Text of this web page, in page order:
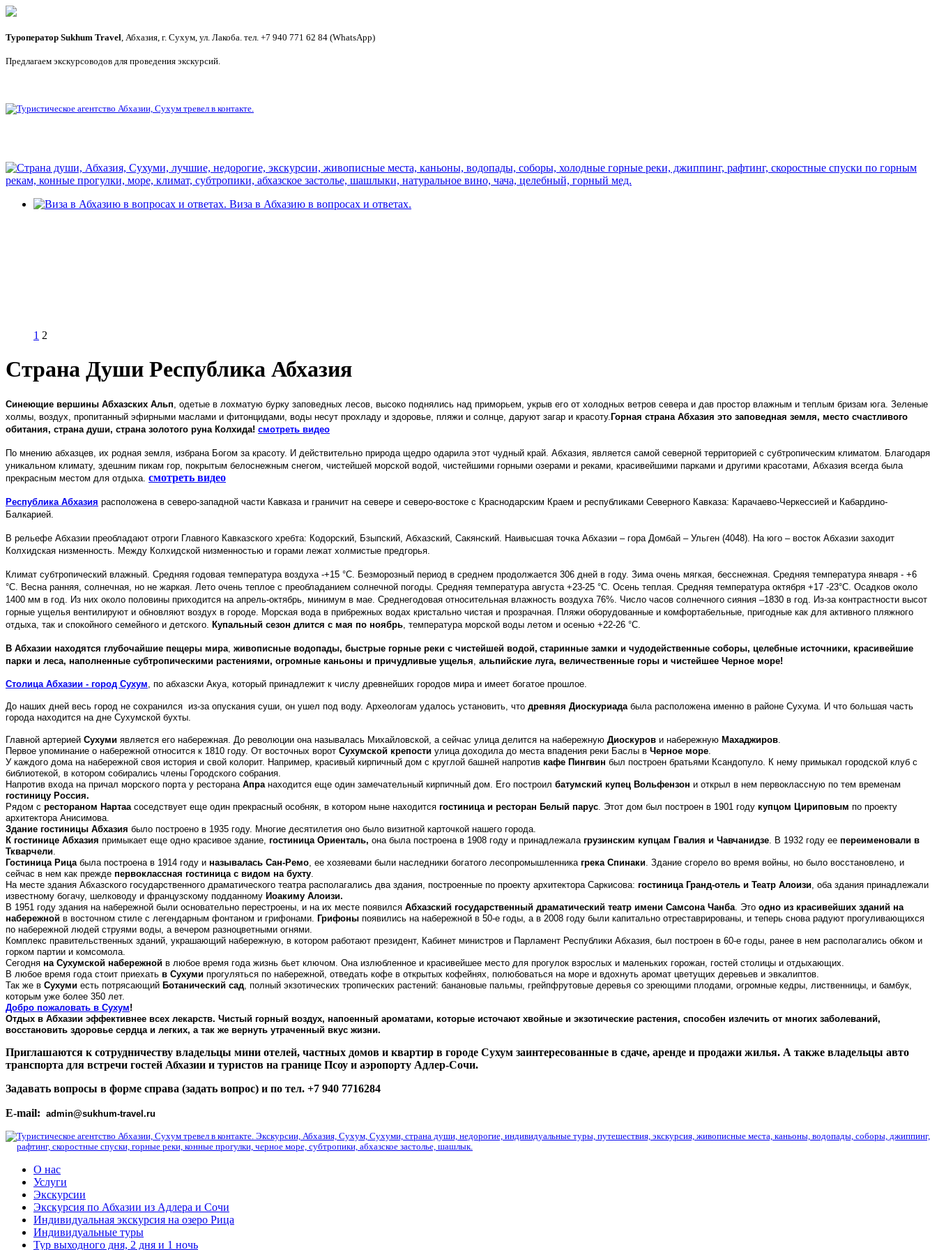
Туроператор Sukhum Travel, Абхазия, г. Сухум, ул. Лакоба. тел. +7 940 771 62 84 (WhatsApp)
Предлагаем экскурсоводов для проведения экскурсий.
Виза в Абхазию в вопросах и ответах.
1 2
Страна Души Республика Абхазия
Синеющие вершины Абхазских Альп , одетые в лохматую бурку заповедных лесов, высоко поднялись над приморьем, укрыв его от холодных ветров севера и дав простор влажным и теплым бризам юга. Зеленые
холмы, воздух, пропитанный эфирными маслами и фитонцидами, воды несут прохладу и здоровье, пляжи и солнце, даруют загар и красоту. Горная страна Абхазия это заповедная земля, место счастливого
обитания, страна души, страна золотого руна Колхида! смотреть видео
По мнению абхазцев, их родная земля, избрана Богом за красоту. И действительно природа щедро одарила этот чудный край. Абхазия, является самой северной территорией с субтропическим климатом. Благодаря
уникальном климату, здешним пикам гор, покрытым белоснежным снегом, чистейшей морской водой, чистейшими горными озерами и реками, красивейшими парками и другими красотами, Абхазия всегда была
прекрасным местом для отдыха. смотреть видео
Республика Абхазия расположена в северо-западной части Кавказа и граничит на севере и северо-востоке с Краснодарским Краем и республиками Северного Кавказа: Карачаево-Черкессией и Кабардино-
Балкарией.
В рельефе Абхазии преобладают отроги Главного Кавказского хребта: Кодорский, Бзыпский, Абхазский, Сакянский. Наивысшая точка Абхазии – гора Домбай – Ульген (4048). На юго – восток Абхазии заходит
Колхидская низменность. Между Колхидской низменностью и горами лежат холмистые предгорья.
Климат субтропический влажный. Средняя годовая температура воздуха -+15 °С. Безморозный период в среднем продолжается 306 дней в году. Зима очень мягкая, бесснежная. Средняя температура января - +6
°С. Весна ранняя, солнечная, но не жаркая. Лето очень теплое с преобладанием солнечной погоды. Средняя температура августа +23-25 °С. Осень теплая. Средняя температура октября +17 -23°С. Осадков около
1400 мм в год. Из них около половины приходится на апрель-октябрь, минимум в мае. Среднегодовая относительная влажность воздуха 76%. Число часов солнечного сияния –1830 в год. Из-за контрастности высот
горные ущелья вентилируют и обновляют воздух в городе. Морская вода в прибрежных водах кристально чистая и прозрачная. Пляжи оборудованные и комфортабельные, пригодные как для активного пляжного
отдыха, так и спокойного семейного и детского.
Купальный сезон длится с мая по ноябрь , температура морской воды летом и осенью +22-26 °С.
В Абхазии находятся глубочайшие пещеры мира живописные водопады, быстрые горные реки с чистейшей водой, старинные замки и чудодейственные соборы, целебные источники, красивейшие
парки и леса, наполненные субтропическими растениями, огромные каньоны и причудливые ущелья альпийские луга, величественные горы и чистейшее Черное море!
Столица Абхазии - город Сухум , по абхазски Акуа, который принадлежит к числу древнейших городов мира и имеет богатое прошлое.
До наших дней весь город не сохранился из-за опускания суши, он ушел под воду. Археологам удалось установить, что древняя Диоскуриада была расположена именно в районе Сухума. И что большая часть
города находится на дне Сухумской бухты.
Главной артерией Сухуми является его набережная. До революции она называлась Михайловской, а сейчас улица делится на набережную Диоскуров и набережную Махаджиров
Первое упоминание о набережной относится к 1810 году. От восточных ворот Сухумской крепости улица доходила до места впадения реки Баслы в Черное море
У каждого дома на набережной своя история и свой колорит. Например, красивый кирпичный дом с круглой башней напротив кафе Пингвин был построен братьями Ксандопуло. К нему примыкал городской клуб с
библиотекой, в котором собирались члены Городского собрания.
Напротив входа на причал морского порта у ресторана Апра находится еще один замечательный кирпичный дом. Его построил батумский купец Вольфензон и открыл в нем первоклассную по тем временам
гостиницу Россия.
Рядом с рестораном Нартаа соседствует еще один прекрасный особняк, в котором ныне находится гостиница и ресторан Белый парус . Этот дом был построен в 1901 году купцом Цириповым по проекту
архитектора Анисимова.
Здание гостиницы Абхазия было построено в 1935 году. Многие десятилетия оно было визитной карточкой нашего города.
К гостинице Абхазия примыкает еще одно красивое здание, гостиница Ориенталь, она была построена в 1908 году и принадлежала грузинским купцам Гвалия и Чавчанидзе . В 1932 году ее переименовали в
Ткварчели
Гостиница Рица была построена в 1914 году и называлась Сан-Ремо , ее хозяевами были наследники богатого лесопромышленника грека Спинаки . Здание сгорело во время войны, но было восстановлено, и
сейчас в нем как прежде первоклассная гостиница с видом на бухту
На месте здания Абхазского государственного драматического театра располагались два здания, построенные по проекту архитектора Саркисова: гостиница Гранд-отель и Театр Алоизи , оба здания принадлежали
известному богачу, шелководу и французскому подданному Иоакиму Алоизи.
В 1951 году здания на набережной были основательно перестроены, и на их месте появился Абхазский государственный драматический театр имени Самсона Чанба . Это одно из красивейших зданий на
набережной в восточном стиле с легендарным фонтаном и грифонами. Грифоны появились на набережной в 50-е годы, а в 2008 году были капитально отреставрированы, и теперь снова радуют прогуливающихся
по набережной людей струями воды, а вечером разноцветными огнями.
Комплекс правительственных зданий, украшающий набережную, в котором работают президент, Кабинет министров и Парламент Республики Абхазия, был построен в 60-е годы, ранее в нем располагались обком и
горком партии и комсомола.
Сегодня на Сухумской набережной в любое время года жизнь бьет ключом. Она излюбленное и красивейшее место для прогулок взрослых и маленьких горожан, гостей столицы и отдыхающих.
В любое время года стоит приехать в Сухуми прогуляться по набережной, отведать кофе в открытых кофейнях, полюбоваться на море и вдохнуть аромат цветущих деревьев и эвкалиптов.
Так же в Сухуми есть потрясающий Ботанический сад , полный экзотических тропических растений: банановые пальмы, грейпфрутовые деревья со зреющими плодами, огромные кедры, лиственницы, и бамбук,
которым уже более 350 лет.
Добро пожаловать в Сухум!
Отдых в Абхазии эффективнее всех лекарств. Чистый горный воздух, напоенный ароматами, которые источают хвойные и экзотические растения, способен излечить от многих заболеваний,
восстановить здоровье сердца и легких, а так же вернуть утраченный вкус жизни.
Приглашаются к сотрудничеству владельцы мини отелей, частных домов и квартир в городе Сухум заинтересованные в сдаче, аренде и продажи жилья. А также владельцы авто
транспорта для встречи гостей Абхазии и туристов на границе Псоу и аэропорту Адлер-Сочи.
Задавать вопросы в форме справа (задать вопрос) и по тел. +7 940 7716284
E-mail: admin@sukhum-travel.ru
О нас
Услуги
Экскурсии
Экскурсия по Абхазии из Адлера и Сочи
Индивидуальная экскурсия на озеро Рица
Индивидуальные туры
Тур выходного дня, 2 дня и 1 ночь